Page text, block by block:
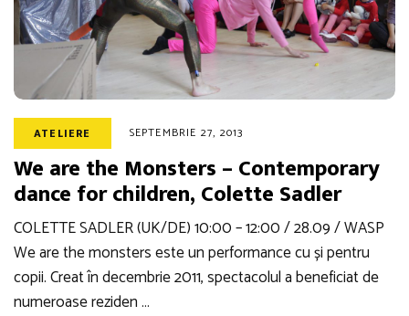
ATELIERE SEPTEMBRIE 27, 2013
We are the Monsters – Contemporary
dance for children, Colette Sadler
COLETTE SADLER (UK/DE) 10:00 – 12:00 / 28.09 / WASP
We are the monsters este un performance cu și pentru
copii. Creat în decembrie 2011, spectacolul a beneficiat de
numeroase reziden …